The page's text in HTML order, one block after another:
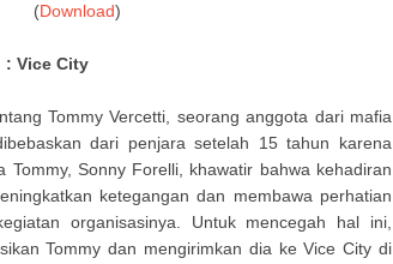
(Download)
: Vice City
Tommy Vercetti, seorang anggota dari mafia
dari penjara setelah 15 tahun karena
Tommy, Sonny Forelli, khawatir bahwa kehadiran
ketegangan dan membawa perhatian
organisasinya. Untuk mencegah hal ini,
Tommy dan mengirimkan dia ke Vice City di